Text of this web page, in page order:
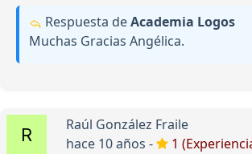
Respuesta deAcademia Logos
Muchas Gracias Angélica.
Raúl González Fraile
hace 10 años -
1